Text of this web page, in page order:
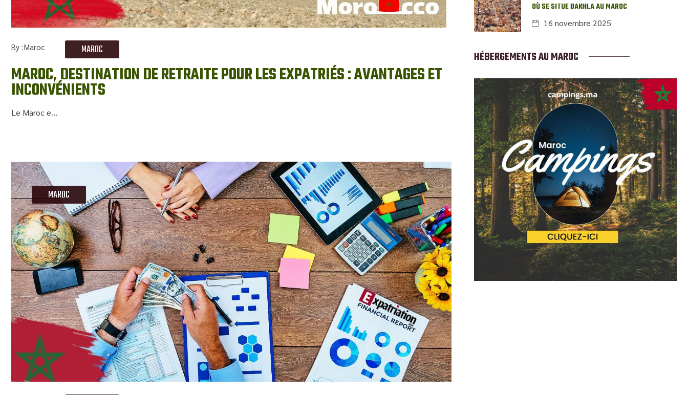
By Maroc MAROC
MAROC, DESTINATION DE RETRAITE POUR LES EXPATRIÉS : AVANTAGES ET
INCONVÉNIENTS
Le Maroc e...
MAROC
OÙ SE SITUE DAKHLA AU MAROC
16 novembre 2025
HÉBERGEMENTS AU MAROC